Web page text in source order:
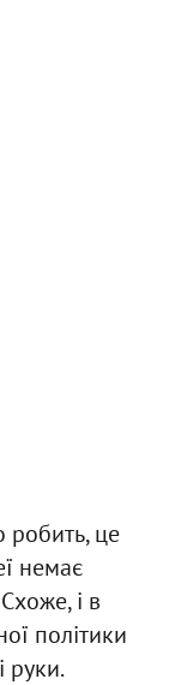
робить, це
немає
і в
політики
руки.